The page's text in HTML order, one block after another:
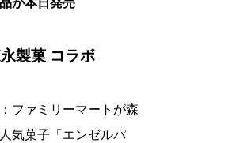
が本日発売
製菓 コラボ
：ファミリーマートが森
気菓子「エンゼルパ